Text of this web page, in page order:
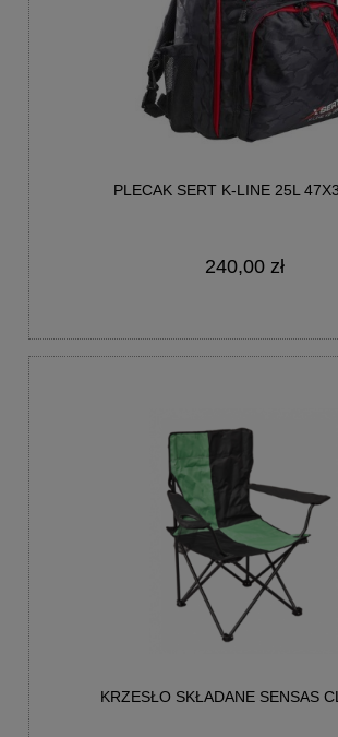
PLECAK SERT K-LINE 25L
240,00 zł
KRZESŁO SKŁADANE SENSAS